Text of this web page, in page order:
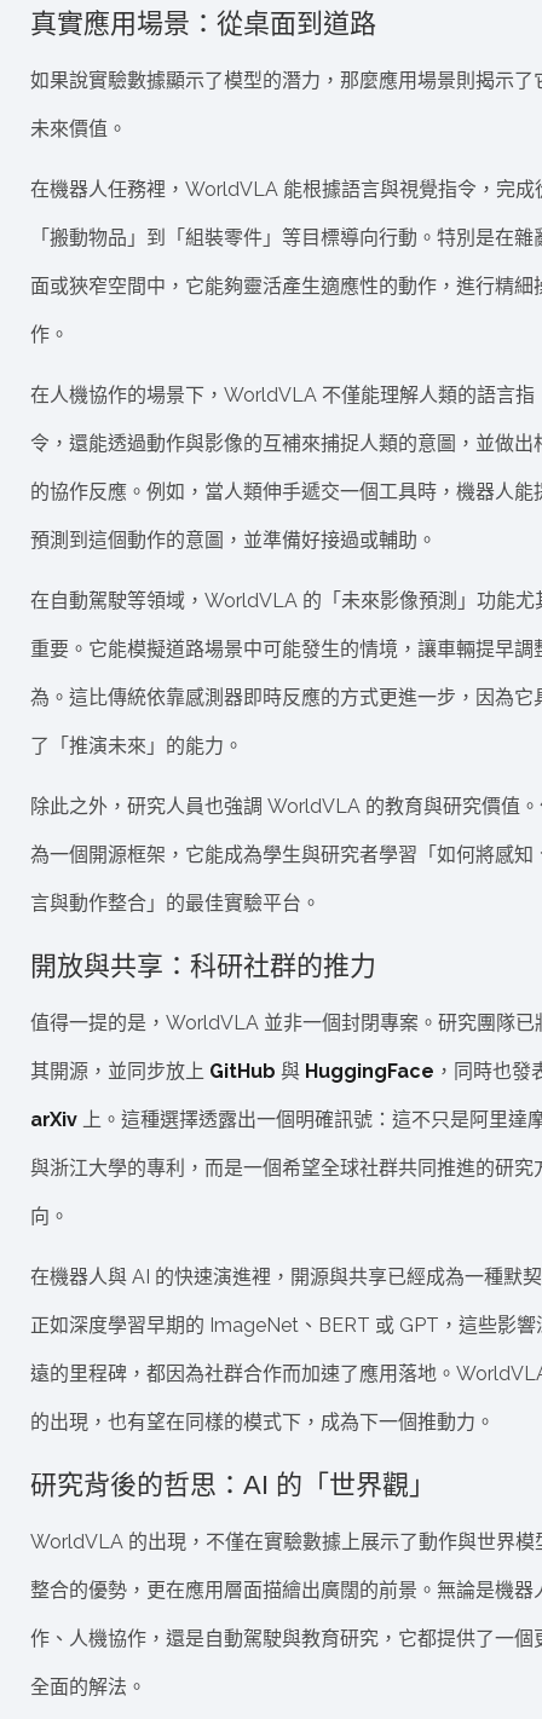
真實應用場景：從桌面到道路
如果說實驗數據顯示了模型的潛力，那麼應用場景則揭示了
未來價值。
在機器人任務裡，WorldVLA 能根據語言與視覺指令，完成
「搬動物品」到「組裝零件」等目標導向行動。特別是在雜
面或狹窄空間中，它能夠靈活產生適應性的動作，進行精細
作。
在人機協作的場景下，WorldVLA 不僅能理解人類的語言指
令，還能透過動作與影像的互補來捕捉人類的意圖，並做出
的協作反應。例如，當人類伸手遞交一個工具時，機器人能
預測到這個動作的意圖，並準備好接過或輔助。
在自動駕駛等領域，WorldVLA 的「未來影像預測」功能尤
重要。它能模擬道路場景中可能發生的情境，讓車輛提早調
為。這比傳統依靠感測器即時反應的方式更進一步，因為它
了「推演未來」的能力。
除此之外，研究人員也強調 WorldVLA 的教育與研究價值
為一個開源框架，它能成為學生與研究者學習「如何將感知
言與動作整合」的最佳實驗平台。
開放與共享：科研社群的推力
值得一提的是，WorldVLA 並非一個封閉專案。研究團隊已
其開源，並同步放上 GitHub 與 HuggingFace ，同時也發
arXiv 上。這種選擇透露出一個明確訊號：這不只是阿里達
與浙江大學的專利，而是一個希望全球社群共同推進的研究
向。
在機器人與 AI 的快速演進裡，開源與共享已經成為一種默
正如深度學習早期的 ImageNet、BERT 或 GPT，這些影響
遠的里程碑，都因為社群合作而加速了應用落地。
的出現，也有望在同樣的模式下，成為下一個推動力。
研究背後的哲思：AI 的「世界觀」
WorldVLA 的出現，不僅在實驗數據上展示了動作與世界模
整合的優勢，更在應用層面描繪出廣闊的前景。無論是機器
作、人機協作，還是自動駕駛與教育研究，它都提供了一個
全面的解法。